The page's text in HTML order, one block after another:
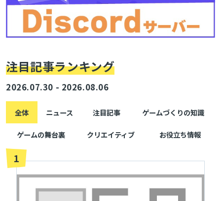
注目記事ランキング
2026.07.30 - 2026.08.06
全体 ニュース 注目記事 ゲームづくりの知識
ゲームの舞台裏 クリエイティブ お役立ち情報
1